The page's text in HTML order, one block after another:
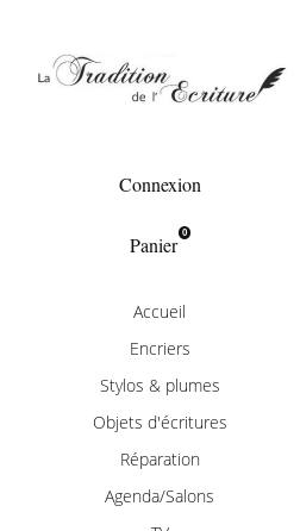
Connexion
Panier 0
Accueil
Encriers
Stylos & plumes
Objets d'écritures
Réparation
Agenda/Salons